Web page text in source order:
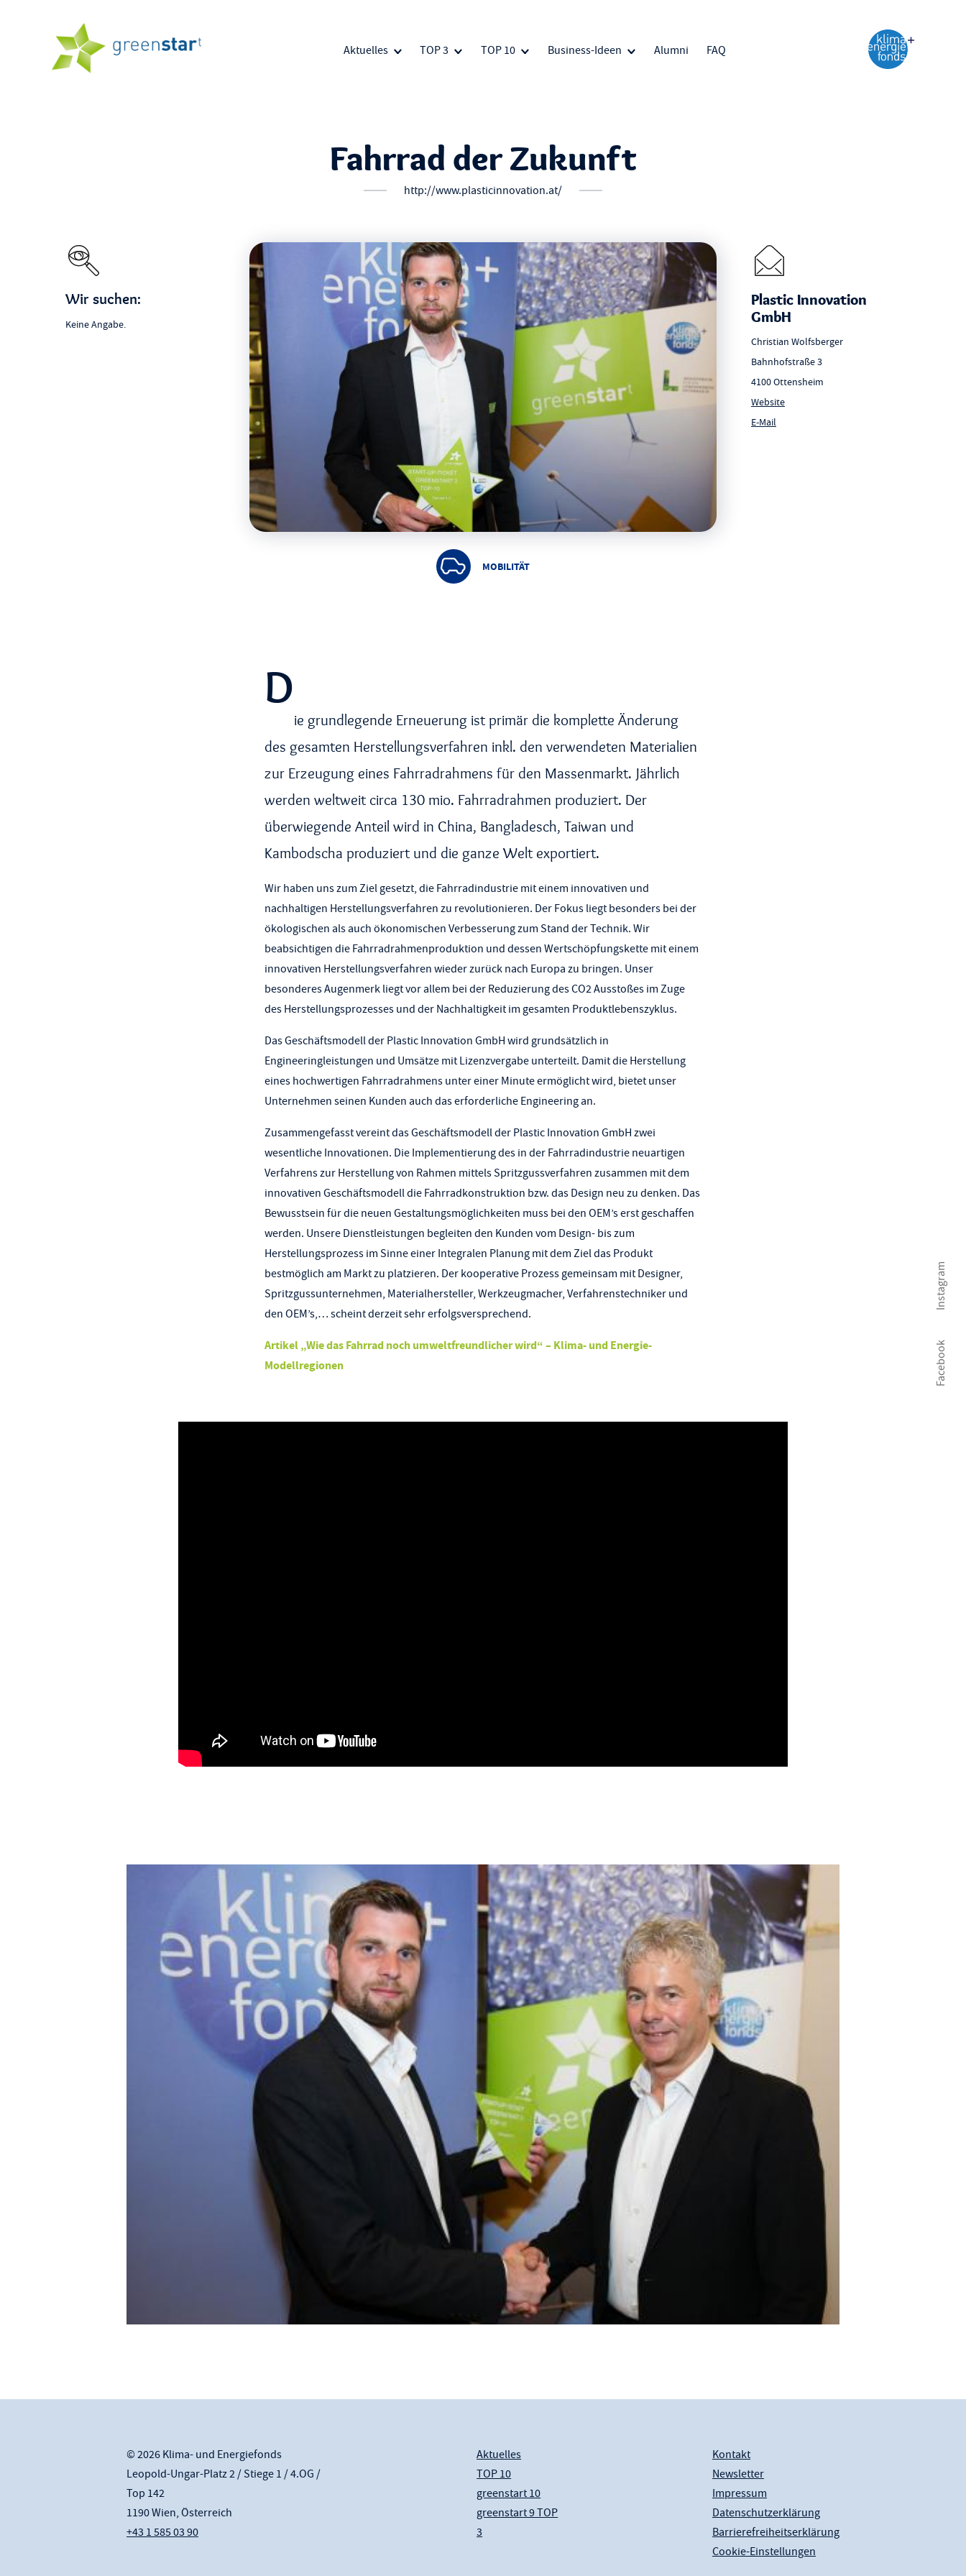
Aktuelles TOP 3 TOP 10 Business-Ideen Alumni FAQ
Facebook
Instagram
Fahrrad der Zukunft
http://www.plasticinnovation.at/
Wir suchen:
Keine Angabe.
Plastic Innovation
GmbH
Christian Wolfsberger
Bahnhofstraße 3
4100 Ottensheim
Website
E-Mail
MOBILITÄT
D
ie grundlegende Erneuerung ist primär die komplette Änderung
des gesamten Herstellungsverfahren inkl. den verwendeten Materialien
zur Erzeugung eines Fahrradrahmens für den Massenmarkt. Jährlich
werden weltweit circa 130 mio. Fahrradrahmen produziert. Der
überwiegende Anteil wird in China, Bangladesch, Taiwan und
Kambodscha produziert und die ganze Welt exportiert.
Wir haben uns zum Ziel gesetzt, die Fahrradindustrie mit einem innovativen und
nachhaltigen Herstellungsverfahren zu revolutionieren. Der Fokus liegt besonders bei der
ökologischen als auch ökonomischen Verbesserung zum Stand der Technik. Wir
beabsichtigen die Fahrradrahmenproduktion und dessen Wertschöpfungskette mit einem
innovativen Herstellungsverfahren wieder zurück nach Europa zu bringen. Unser
besonderes Augenmerk liegt vor allem bei der Reduzierung des CO2 Ausstoßes im Zuge
des Herstellungsprozesses und der Nachhaltigkeit im gesamten Produktlebenszyklus.
Das Geschäftsmodell der Plastic Innovation GmbH wird grundsätzlich in
Engineeringleistungen und Umsätze mit Lizenzvergabe unterteilt. Damit die Herstellung
eines hochwertigen Fahrradrahmens unter einer Minute ermöglicht wird, bietet unser
Unternehmen seinen Kunden auch das erforderliche Engineering an.
Zusammengefasst vereint das Geschäftsmodell der Plastic Innovation GmbH zwei
wesentliche Innovationen. Die Implementierung des in der Fahrradindustrie neuartigen
Verfahrens zur Herstellung von Rahmen mittels Spritzgussverfahren zusammen mit dem
innovativen Geschäftsmodell die Fahrradkonstruktion bzw. das Design neu zu denken. Das
Bewusstsein für die neuen Gestaltungsmöglichkeiten muss bei den OEM’s erst geschaffen
werden. Unsere Dienstleistungen begleiten den Kunden vom Design- bis zum
Herstellungsprozess im Sinne einer Integralen Planung mit dem Ziel das Produkt
bestmöglich am Markt zu platzieren. Der kooperative Prozess gemeinsam mit Designer,
Spritzgussunternehmen, Materialhersteller, Werkzeugmacher, Verfahrenstechniker und
den OEM’s,… scheint derzeit sehr erfolgsversprechend.
Artikel „Wie das Fahrrad noch umweltfreundlicher wird“ – Klima- und Energie-
Modellregionen
© 2026 Klima- und Energiefonds
Leopold-Ungar-Platz 2 / Stiege 1 / 4.OG /
Top 142
1190 Wien, Österreich
+43 1 585 03 90
Aktuelles
TOP 10
greenstart 10
greenstart 9 TOP
3
Kontakt
Newsletter
Impressum
Datenschutzerklärung
Barrierefreiheitserklärung
Cookie-Einstellungen